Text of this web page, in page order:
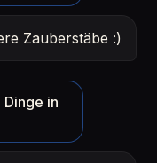
Zauberstäbe :)
in